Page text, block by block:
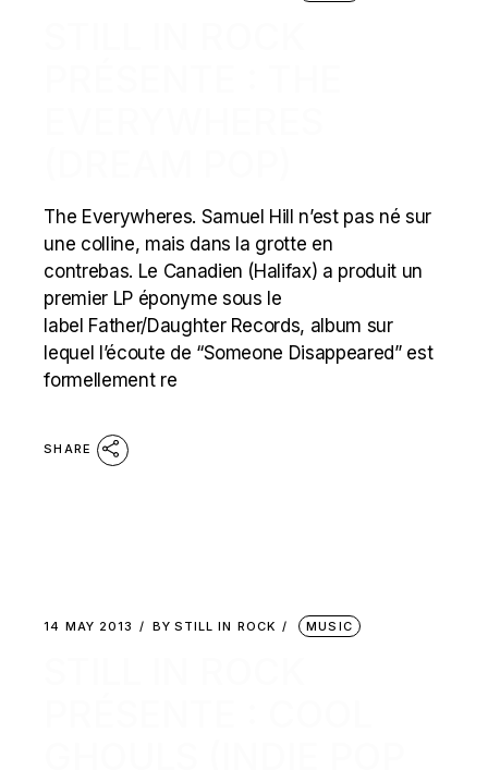
The Everywheres. Samuel Hill n’est pas né sur
une colline, mais dans la grotte en
contrebas. Le Canadien (Halifax) a produit un
premier LP éponyme sous le
label Father/Daughter Records, album sur
lequel l’écoute de “Someone Disappeared” est
formellement re
SHARE
14 MAY 2013 BY STILL IN ROCK MUSIC